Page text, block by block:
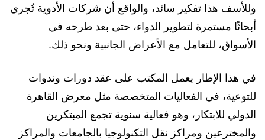
وللأسف هذا تفكير سائد، والواقع أن شركات الأدوية تُجري
أبحاثًا مستمرة لتطوير الدواء، حتى بعد طرحه في
الأسواق، للتعامل مع الأعراض الجانبية ونحو ذلك.
في هذا الإطار يعمل المكتب على عقد دورات وندوات
للتوعية، في الفعاليات المتخصصة مثل معرض القاهرة
الدولي للابتكار، وهو فعالية سنوية تجمع المبتكرين
والمخترعين ومراكز نقل التكنولوجيا بالجامعات والمراكز